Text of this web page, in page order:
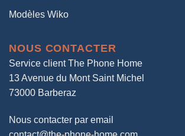
Modèles Wiko
NOUS CONTACTER
Service client The Phone Home
13 Avenue du Mont Saint Michel
73000 Barberaz
Nous contacter par email